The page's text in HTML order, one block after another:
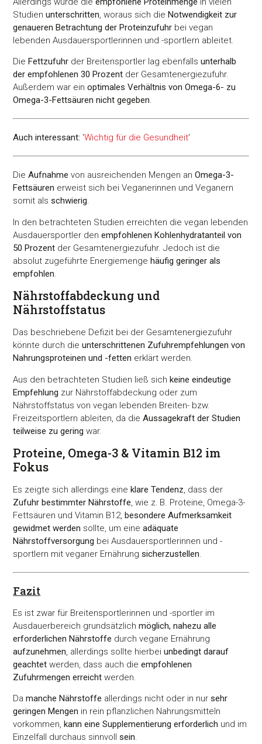
Studienunterschritten, woraus sich dieNotwendigkeit zur
genaueren Betrachtung der Proteinzufuhr bei vegan
lebenden Ausdauersportlerinnen und -sportlern ableitet.
Die Fettzufuhr der Breitensportler lag ebenfallsunterhalb
der empfohlenen 30 Prozent der Gesamtenergiezufuhr.
Außerdem war einoptimales Verhältnis von Omega-6- zu
Omega-3-Fettsäuren nicht gegeben.
Auch interessant: 'Wichtig für die Gesundheit'
DieAufnahme von ausreichenden Mengen anOmega-3-
Fettsäuren erweist sich bei Veganerinnen und Veganern
somit alsschwierig.
In den betrachteten Studien erreichten die vegan lebenden
Ausdauersportler denempfohlenen Kohlenhydratanteil von
50 Prozent der Gesamtenergiezufuhr. Jedoch ist die
absolut zugeführte Energiemengehäufig geringer als
empfohlen.
Nährstoffabdeckung und
Nährstoffstatus
Das beschriebene Defizit bei der Gesamtenergiezufuhr
könnte durch dieunterschrittenen Zufuhrempfehlungen von
Nahrungsproteinen und -fetten erklärt werden.
Aus den betrachteten Studien ließ sichkeine eindeutige
Empfehlung zur Nährstoffabdeckung oder zum
Nährstoffstatus von vegan lebenden Breiten- bzw.
Freizeitsportlern ableiten, da dieAussagekraft der Studien
teilweise zu gering war.
Proteine, Omega-3 & Vitamin B12 im
Fokus
Es zeigte sich allerdings eineklare Tendenz, dass der
Zufuhr bestimmter Nährstoffe, wie z. B. Proteine, Omega-3-
Fettsäuren und Vitamin B12,besondere Aufmerksamkeit
gewidmet werden sollte, um eineadäquate
Nährstoffversorgung bei Ausdauersportlerinnen und -
sportlern mit veganer Ernährungsicherzustellen.
Fazit
Es ist zwar für Breitensportlerinnen und -sportler im
Ausdauerbereich grundsätzlichmöglich, nahezu alle
erforderlichen Nährstoffe durch vegane Ernährung
aufzunehmen, allerdings sollte hierbeiunbedingt darauf
geachtet werden, dass auch dieempfohlenen
Zufuhrmengen erreicht werden.
Damanche Nährstoffe allerdings nicht oder in nursehr
geringen Mengen in rein pflanzlichen Nahrungsmitteln
vorkommen, kann eine Supplementierung erforderlich und im
Einzelfall durchaus sinnvollsein.